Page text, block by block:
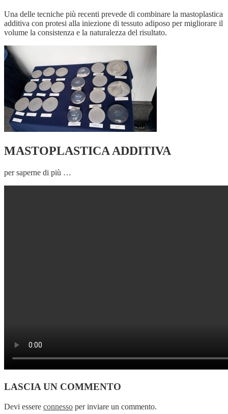
Una delle tecniche più recenti prevede di combinare la mastoplastica
additiva con protesi alla iniezione di tessuto adiposo per migliorare il
volume la consistenza e la naturalezza del risultato.
MASTOPLASTICA ADDITIVA
per saperne di più …
LASCIA UN COMMENTO
Devi essere connesso per inviare un commento.